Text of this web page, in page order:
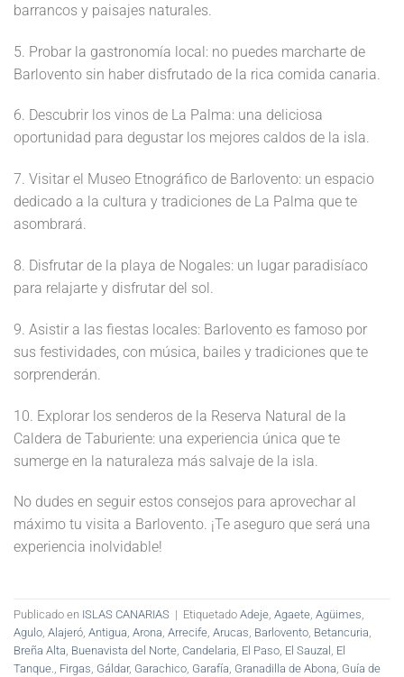
barrancos y paisajes naturales.
5. Probar la gastronomía local: no puedes marcharte de
Barlovento sin haber disfrutado de la rica comida canaria.
6. Descubrir los vinos de La Palma: una deliciosa
oportunidad para degustar los mejores caldos de la isla.
7. Visitar el Museo Etnográfico de Barlovento: un espacio
dedicado a la cultura y tradiciones de La Palma que te
asombrará.
8. Disfrutar de la playa de Nogales: un lugar paradisíaco
para relajarte y disfrutar del sol.
9. Asistir a las fiestas locales: Barlovento es famoso por
sus festividades, con música, bailes y tradiciones que te
sorprenderán.
10. Explorar los senderos de la Reserva Natural de la
Caldera de Taburiente: una experiencia única que te
sumerge en la naturaleza más salvaje de la isla.
No dudes en seguir estos consejos para aprovechar al
máximo tu visita a Barlovento. ¡Te aseguro que será una
experiencia inolvidable!
Publicado en ISLAS CANARIAS | Etiquetado Adeje Agaete Agüimes
Agulo Alajeró Antigua Arona Arrecife Arucas Barlovento Betancuria
Breña Alta Buenavista del Norte Candelaria El Paso El Sauzal El
Tanque.
Firgas Gáldar, Garachico Garafía Granadilla de Abona Guía de